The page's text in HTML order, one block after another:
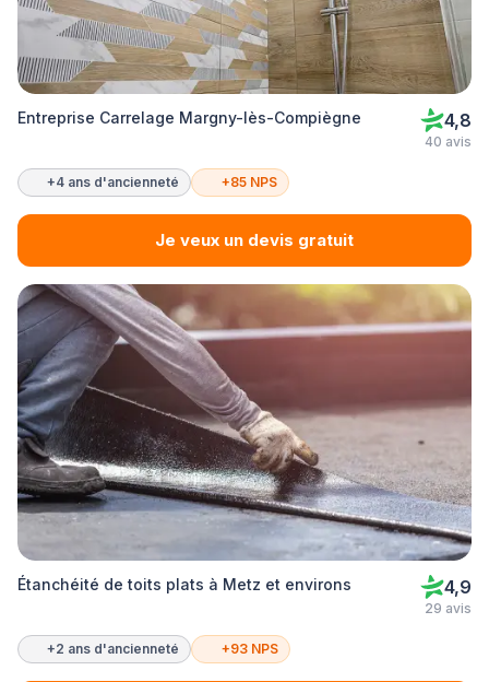
Entreprise Carrelage Margny-lès-Compiègne 4,8
40 avis
+4 ans d'ancienneté +85 NPS
Je veux un devis gratuit
Étanchéité de toits plats à Metz et environs 4,9
29 avis
+2 ans d'ancienneté +93 NPS